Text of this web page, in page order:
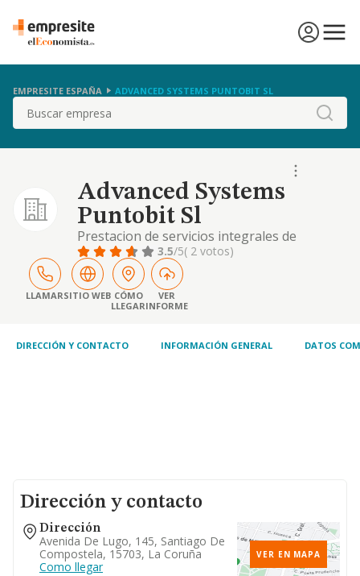
EMPRESITE ESPAÑA ADVANCED SYSTEMS PUNTOBIT SL
Buscar
Advanced Systems
Puntobit Sl
Prestacion de servicios integrales de
informativa y comunicaciones para las
empresas publicas y privadas, organismos
intermedios, instituciones publicas. servicios
de diagnostico empresarial y diseno e
implantacion de so
3.5/5( 2 votos)
LLAMARSITIO WEB CÓMO
LLEGAR
VER
INFORME
DIRECCIÓN Y CONTACTO INFORMACIÓN GENERAL DATOS
Dirección y contacto
Dirección
Avenida De Lugo, 145, Santiago De
Compostela, 15703, La Coruña
Como llegar
VER EN MAPA